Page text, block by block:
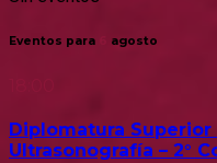
Eventos para agosto
Diplomatura
Ultrasonografía – 2°